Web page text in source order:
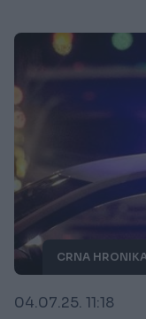
CRNA
04.07.25. 11:18